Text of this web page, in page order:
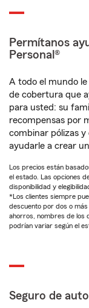
Permítanos
Personal®
A todo el mundo
de cobertura que
para usted: su
recompensas por
combinar pólizas
ayudarle a crear
Los precios están
el estado. Las opciones
disponibilidad y
*Los clientes siempre
descuento por dos o
ahorros, nombres de los
podrían variar según el
Seguro de